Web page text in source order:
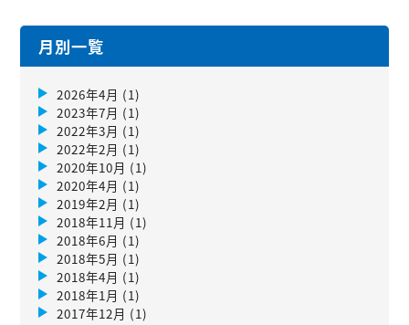
月別一覧
2026年4月 (1)
2023年7月 (1)
2022年3月 (1)
2022年2月 (1)
2020年10月 (1)
2020年4月 (1)
2019年2月 (1)
2018年11月 (1)
2018年6月 (1)
2018年5月 (1)
2018年4月 (1)
2018年1月 (1)
2017年12月 (1)